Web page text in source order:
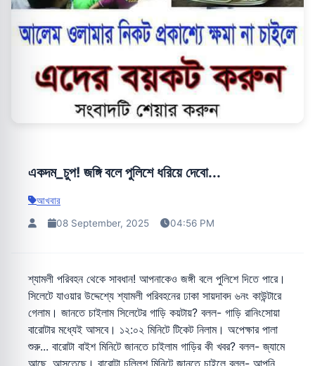
একদম_চুপ! জঙ্গি বলে পুলিশে ধরিয়ে দেবো...
আখবার
08 September, 2025 04:56 PM
শ্যামলী পরিবহন থেকে সাবধান! আপনাকেও জঙ্গী বলে পুলিশে দিতে পারে।
সিলেটে যাওয়ার উদ্দেশ্যে শ্যামলী পরিবহনের ঢাকা সায়দাবদ ৬নং কাউন্টারে
গেলাম। জানতে চাইলাম সিলেটের গাড়ি কয়টায়? বলল- গাড়ি রানিংসোয়া
বারোটার মধ্যেই আসবে। ১২:০২ মিনিটে টিকেট নিলাম। অপেক্ষার পালা
শুরু... বারোটা বাইশ মিনিটে জানতে চাইলাম গাড়ির কী খবর? বলল- জ্যামে